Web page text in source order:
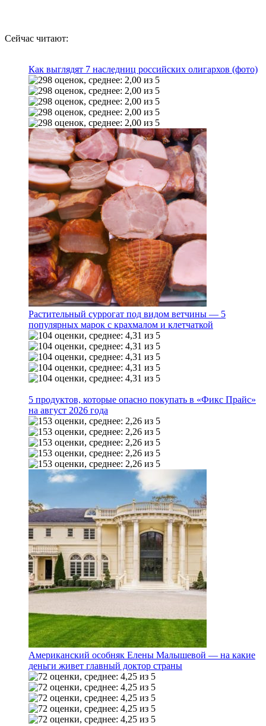
Сейчас читают:
Как выглядят 7 наследниц российских олигархов (фото)
Растительный суррогат под видом ветчины — 5
популярных марок с крахмалом и клетчаткой
5 продуктов, которые опасно покупать в «Фикс Прайс»
на август 2026 года
Американский особняк Елены Малышевой — на какие
деньги живет главный доктор страны